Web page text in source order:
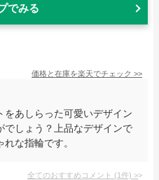
でみる
価格と在庫を楽天でチェック >>
をあしらった可愛いデザイン
でしょう？上品なデザインで
な指輪です。
全てのおすすめコメント (1件) >